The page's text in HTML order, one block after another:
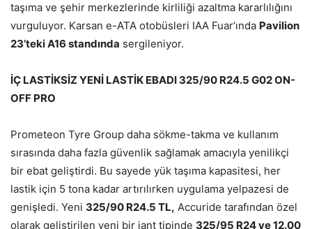
taşıma ve şehir merkezlerinde kirliliği azaltma kararlılığını
vurguluyor. Karsan e-ATA otobüsleri IAA Fuar’ında Pavilion
23’teki A16 standında sergileniyor.
İÇ LASTİKSİZ YENİ LASTİK EBADI 325/90 R24.5 G02 ON-
OFF PRO
Prometeon Tyre Group daha sökme-takma ve kullanım
sırasında daha fazla güvenlik sağlamak amacıyla yenilikçi
bir ebat geliştirdi. Bu sayede yük taşıma kapasitesi, her
lastik için 5 tona kadar artırılırken uygulama yelpazesi de
genişledi. Yeni 325/90 R24.5 TL, Accuride tarafından özel
olarak geliştirilen yeni bir jant tipinde 325/95 R24 ve 12.00